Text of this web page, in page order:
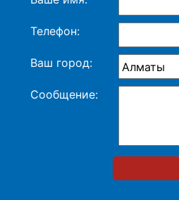
Телефон:
Ваш город:
Сообщение: